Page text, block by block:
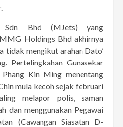
Sdn Bhd (MJets) yang
Holdings Bhd akhirnya
tidak mengikut arahan Dato’
Pertelingkahan Gunasekar
Kin Ming menentang
mula kecoh sejak februari
melapor polis, saman
dan menggunakan Pegawai
(Cawangan Siasatan D-